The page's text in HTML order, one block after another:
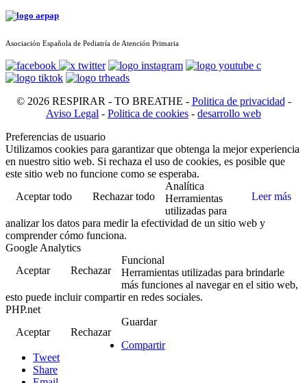
Asociación Española de Pediatría de Atención Primaria
© 2026 RESPIRAR - TO BREATHE - Politica de privacidad -
Aviso Legal - Politica de cookies - desarrollo web
Preferencias de usuario
Utilizamos cookies para garantizar que obtenga la mejor experiencia
en nuestro sitio web. Si rechaza el uso de cookies, es posible que
este sitio web no funcione como se esperaba.
Aceptar todo
Rechazar todo Leer más
Analítica
Herramientas
utilizadas para
analizar los datos para medir la efectividad de un sitio web y
comprender cómo funciona.
Google Analytics
Aceptar
Rechazar
Funcional
Herramientas utilizadas para brindarle
más funciones al navegar en el sitio web,
esto puede incluir compartir en redes sociales.
PHP.net
Aceptar
Rechazar
Guardar
Compartir
Tweet
Share